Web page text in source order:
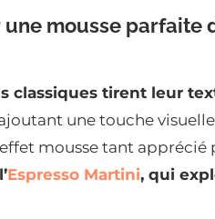
mousse parfaite
classiques tirent leur
une touche
mousse tant
Espresso Martini, qui